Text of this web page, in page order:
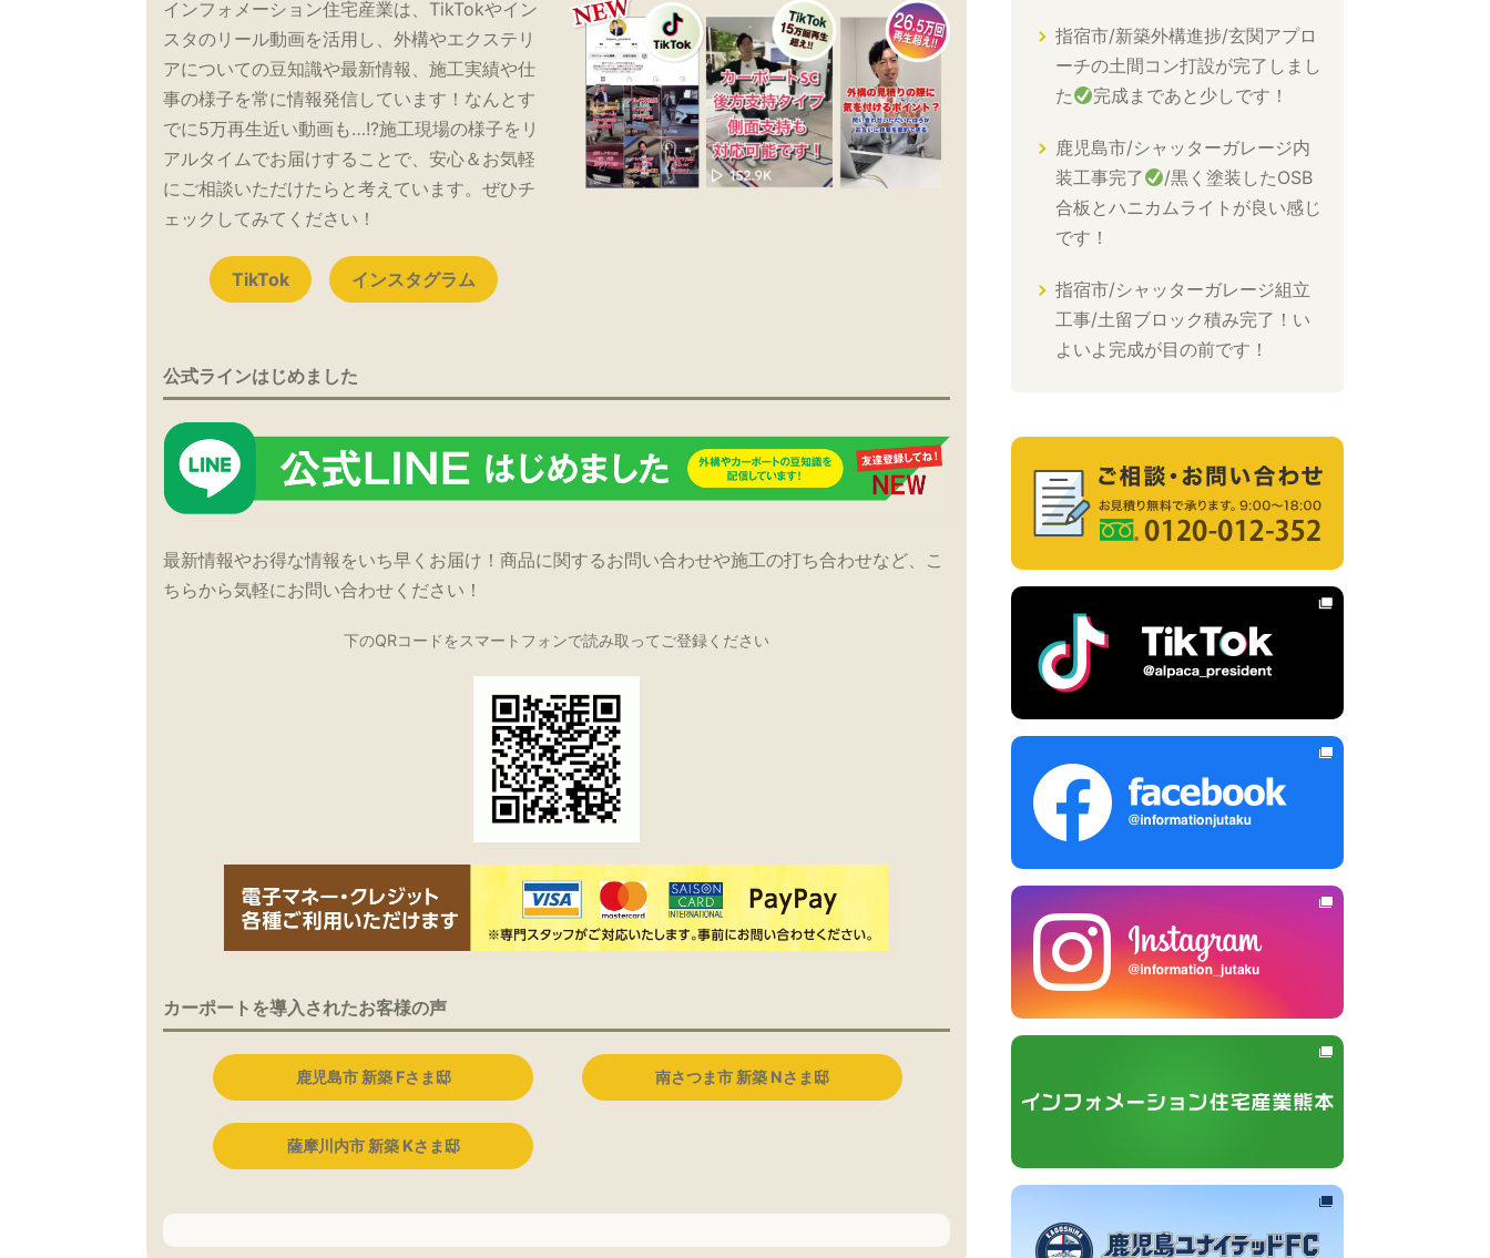
インフォメーション住宅産業は、TikTokやイン
スタのリール動画を活用し、外構やエクステリ
アについての豆知識や最新情報、施工実績や仕
事の様子を常に情報発信しています！なんとす
でに5万再生近い動画も…!?施工現場の様子をリ
アルタイムでお届けすることで、安心＆お気軽
にご相談いただけたらと考えています。ぜひチ
ェックしてみてください！
TikTok インスタグラム
公式ラインはじめました
最新情報やお得な情報をいち早くお届け！商品に関するお問い合わせや施工の打ち合わせなど、こ
ちらから気軽にお問い合わせください！
下のQRコードをスマートフォンで読み取ってご登録ください
カーポートを導入されたお客様の声
鹿児島市 新築 Fさま邸 南さつま市 新築 Nさま邸
薩摩川内市 新築 Kさま邸
指宿市/新築外構進捗/玄関アプロ
ーチの土間コン打設が完了しまし
た
完成まであと少しです！
鹿児島市/シャッターガレージ内
装工事完了
/黒く塗装したOSB
合板とハニカムライトが良い感じ
です！
指宿市/シャッターガレージ組立
工事/土留ブロック積み完了！い
よいよ完成が目の前です！